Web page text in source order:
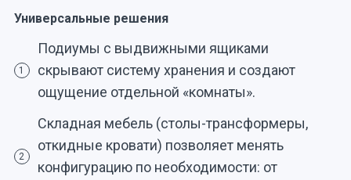
Универсальные решения
1
Подиумы с выдвижными ящиками
скрывают систему хранения и создают
ощущение отдельной «комнаты».
2
Складная мебель (столы-трансформеры,
откидные кровати) позволяет менять
конфигурацию по необходимости: от